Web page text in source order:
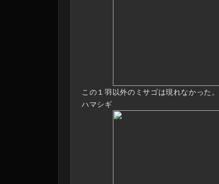
この１羽以外のミサゴは現れなかった。
ハマシギ